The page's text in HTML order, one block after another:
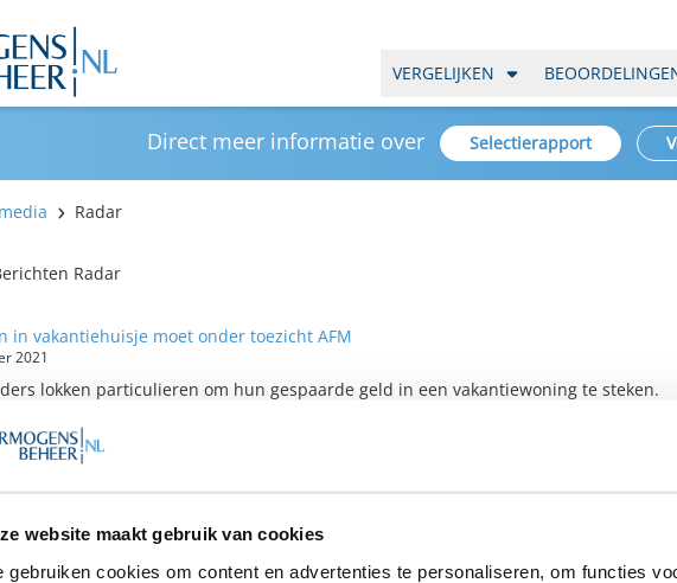
website maakt gebruik van cookies
gebruiken cookies om content en advertenties te personaliseren, om functies
VERGELIJKEN
Direct meer informatie over Selectierapport
Radar
Radar
in vakantiehuisje moet onder toezicht AFM
2021
lokken particulieren om hun gespaarde geld in een vakantiewoning te steken.
tv-programma’s worden de huisjes met veel tamtam aangeboden.